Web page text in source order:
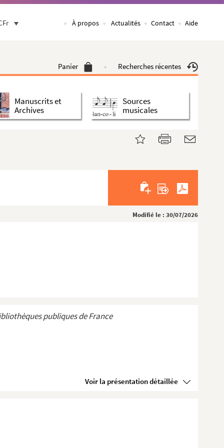
À propos Actualités Contact Aide
Panier Recherches récentes
Manuscrits et
Archives
Sources
musicales
Modifié le : 30/07/2026
publiques de France
Voir la présentation détaillée